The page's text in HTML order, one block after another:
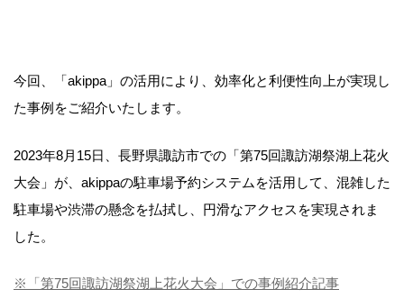
今回、「akippa」の活用により、効率化と利便性向上が実現し
た事例をご紹介いたします。
2023年8月15日、長野県諏訪市での「第75回諏訪湖祭湖上花火
大会」が、akippaの駐車場予約システムを活用して、混雑した
駐車場や渋滞の懸念を払拭し、円滑なアクセスを実現されま
した。
※「第75回諏訪湖祭湖上花火大会」での事例紹介記事